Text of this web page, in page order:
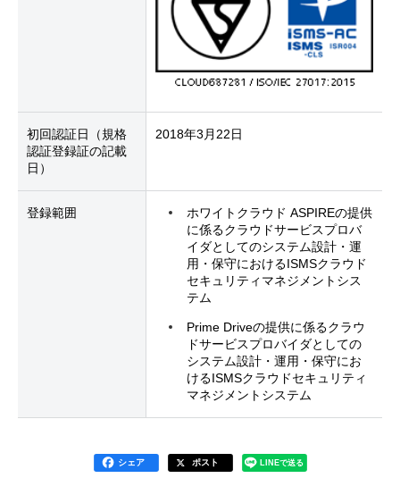
初回認証日
（規格
認証登録証の記載
日）
2018年3月22日
登録範囲
ホワイトクラウド ASPIREの提供
に係るクラウドサービスプロバ
イダとしてのシステム設計・運
用・保守におけるISMSクラウド
セキュリティマネジメントシス
テム
Prime Driveの提供に係るクラウ
ドサービスプロバイダとしての
システム設計・運用・保守にお
けるISMSクラウドセキュリティ
マネジメントシステム
シェア ポスト LINEで送る